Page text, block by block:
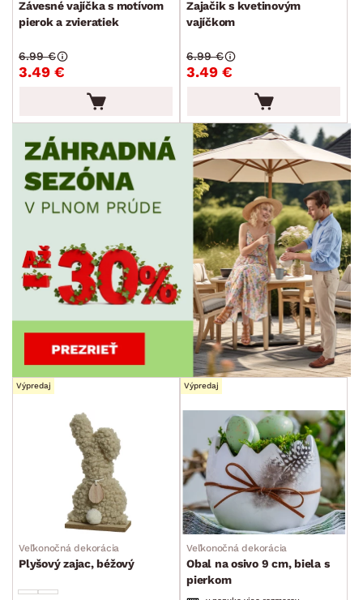
Závesné vajíčka s motívom
pierok a zvieratiek
3.49 €
6.99 €
Zajačik s kvetinovým
vajíčkom
3.49 €
6.99 €
Výpredaj
Veľkonočná dekorácia
Plyšový zajac, béžový
Výpredaj
Veľkonočná dekorácia
Obal na osivo 9 cm, biela s
pierkom